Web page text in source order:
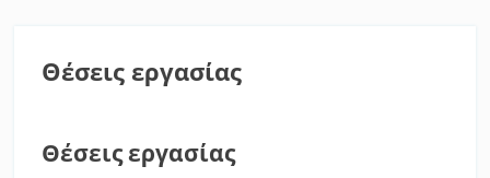
Θέσεις εργασίας
Θέσεις εργασίας